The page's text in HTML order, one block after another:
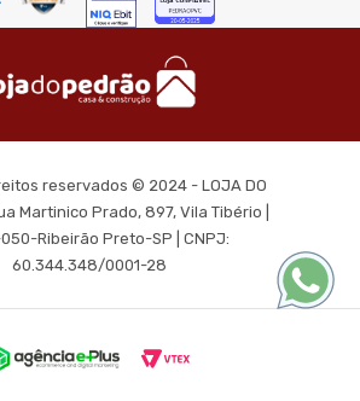
reservados © 2024 - LOJA DO
Martinico Prado, 897, Vila Tibério |
Ribeirão Preto-SP | CNPJ:
60.344.348/0001-28